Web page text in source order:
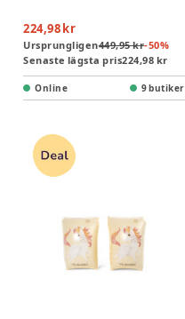
224,98 kr
Ursprungligen449,95 kr-50%
Senaste lägsta pris224,98 kr
Online 9 butiker